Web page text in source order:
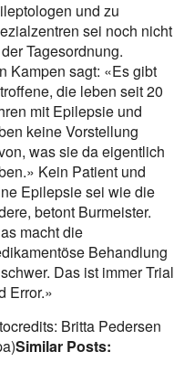
und zu
sei noch nicht
Tagesordnung.
Kampen sagt: «Es gibt
die leben seit 20
mit Epilepsie und
keine Vorstellung
was sie da eigentlich
Kein Patient und
Epilepsie sei wie die
betont Burmeister.
macht die
Behandlung
Das ist immer Trial
Error.»
Britta Pedersen
Similar Posts: